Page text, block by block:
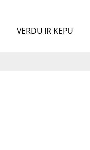
VERDU IR KEPU